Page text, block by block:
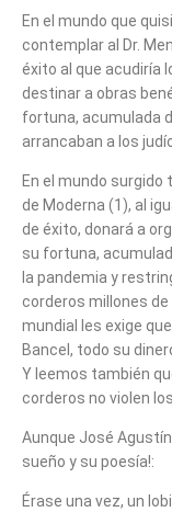
En el mundo que
contemplar al Dr.
éxito al que acudiría
destinar a obras
fortuna, acumulada
arrancaban a los
En el mundo surgido
de Moderna (1), al
de éxito, donará a
su fortuna,
la pandemia y
corderos millones
mundial les exige
Bancel, todo su
Y leemos también
corderos no violen
Aunque José
sueño y su poesía!:
Érase una vez, un